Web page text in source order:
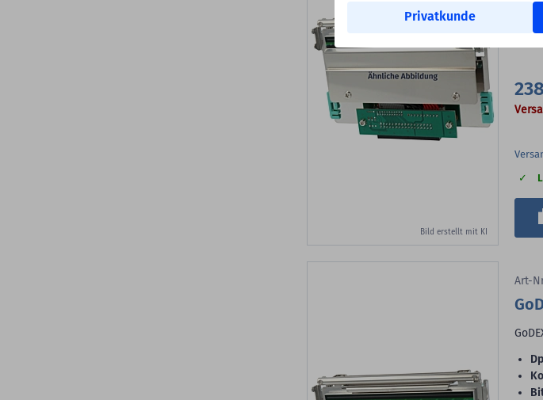
Privatkunde
Bild erstellt mit KI
Art-